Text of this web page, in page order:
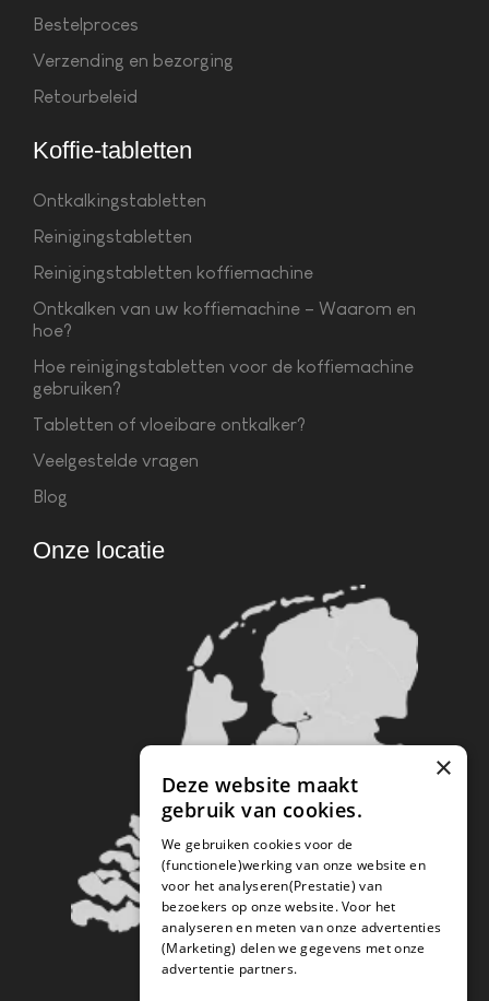
Bestelproces
Verzending en bezorging
Retourbeleid
Koffie-tabletten
Ontkalkingstabletten
Reinigingstabletten
Reinigingstabletten koffiemachine
Ontkalken van uw koffiemachine – Waarom en
hoe?
Hoe reinigingstabletten voor de koffiemachine
gebruiken?
Tabletten of vloeibare ontkalker?
Veelgestelde vragen
Blog
Onze locatie
×
Deze website maakt
gebruik van cookies.
We gebruiken cookies voor de
(functionele)werking van onze website en
voor het analyseren(Prestatie) van
bezoekers op onze website. Voor het
analyseren en meten van onze advertenties
(Marketing) delen we gegevens met onze
advertentie partners.